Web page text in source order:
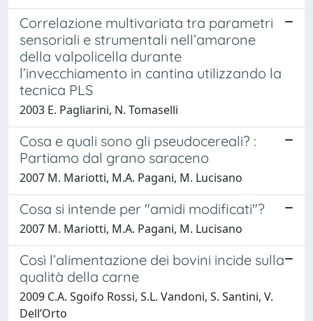
Correlazione multivariata tra parametri
sensoriali e strumentali nell’amarone
della valpolicella durante
l’invecchiamento in cantina utilizzando la
tecnica PLS
2003 E. Pagliarini, N. Tomaselli
Cosa e quali sono gli pseudocereali? :
Partiamo dal grano saraceno
2007 M. Mariotti, M.A. Pagani, M. Lucisano
Cosa si intende per "amidi modificati"?
2007 M. Mariotti, M.A. Pagani, M. Lucisano
Così l’alimentazione dei bovini incide sulla
qualità della carne
2009 C.A. Sgoifo Rossi, S.L. Vandoni, S. Santini, V.
Dell’Orto